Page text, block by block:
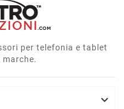
per telefonia e tablet
marche.
